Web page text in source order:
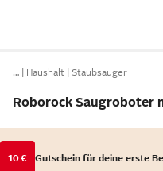
… Haushalt Staubsauger
Roborock Saugroboter
10 € Gutschein für deine erste